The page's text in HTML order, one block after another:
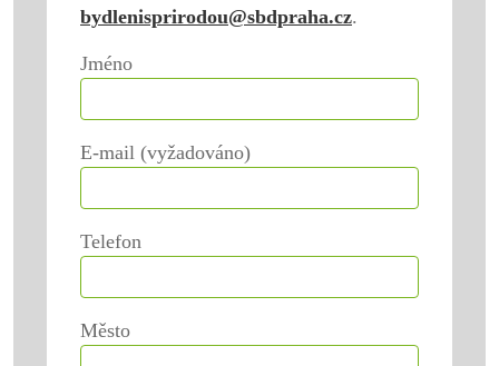
bydlenisprirodou@sbdpraha.cz.
Jméno
E-mail (vyžadováno)
Telefon
Město